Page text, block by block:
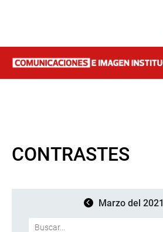
CONTRASTES
Marzo del 2021